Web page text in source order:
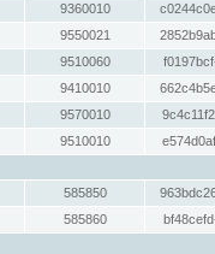
9360010
9550021
9510060
9410010
9570010
9510010
585850
585860